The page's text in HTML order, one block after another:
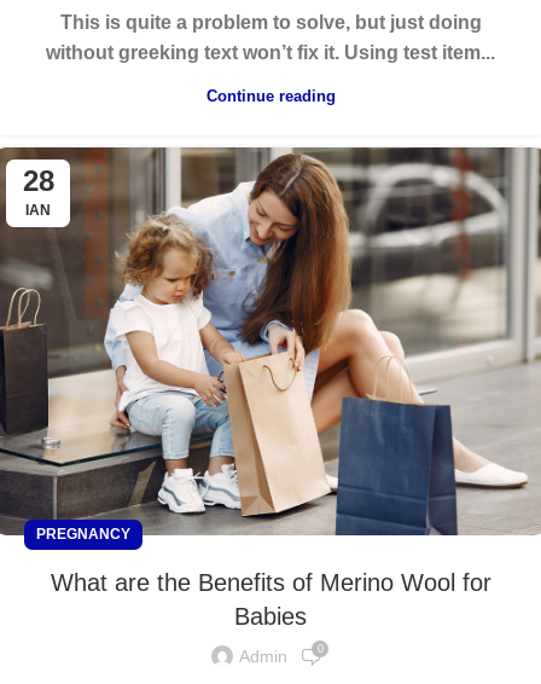
This is quite a problem to solve, but just doing
without greeking text won’t fix it. Using test item...
Continue reading
28
ΙΑΝ
PREGNANCY
What are the Benefits of Merino Wool for
Babies
Admin 0